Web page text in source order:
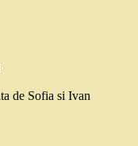
de Sofia si Ivan